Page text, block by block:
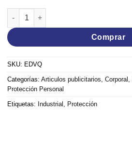
Delantal vaqueta 60X90 cantidad
Comprar
SKU: EDVQ
Categorías: Articulos publicitarios Corporal
Protección Personal
Etiquetas: Industrial Protección